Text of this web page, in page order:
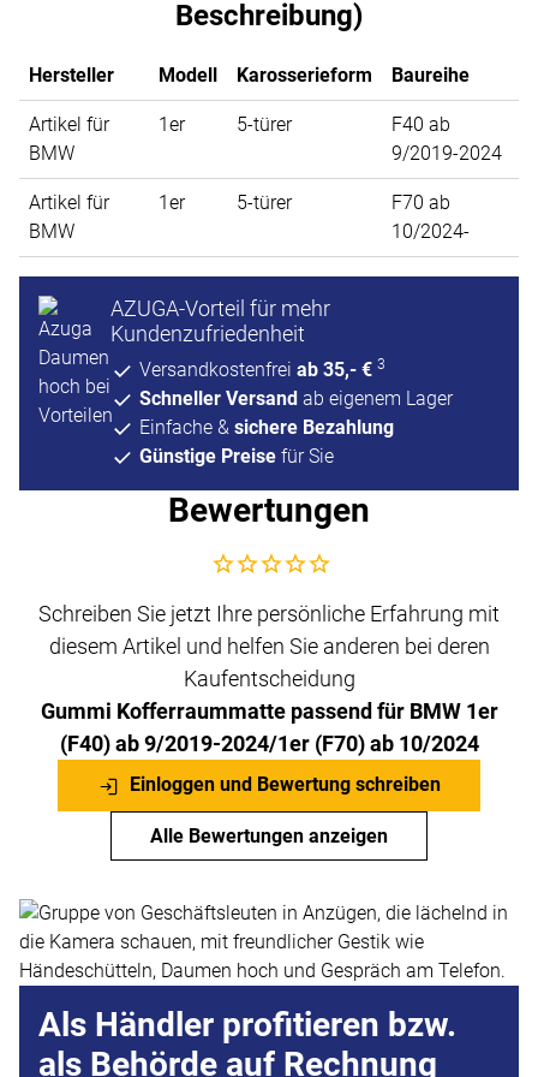
Beschreibung)
Hersteller Modell Karosserieform Baureihe
Artikel für
BMW
1er 5-türer
F40 ab
9/2019-2024
Artikel für
BMW
1er 5-türer
F70 ab
10/2024-
AZUGA-Vorteil für mehr
Kundenzufriedenheit
Versandkostenfrei ab 35,- € 3
Schneller Versand ab eigenem Lager
Einfache & sichere Bezahlung
Günstige Preise für Sie
Bewertungen
Noch keine Bewertungen abgegeben
Schreiben Sie jetzt Ihre persönliche Erfahrung mit
diesem Artikel und helfen Sie anderen bei deren
Kaufentscheidung
Gummi Kofferraummatte passend für BMW 1er
(F40) ab 9/2019-2024/1er (F70) ab 10/2024
Einloggen und Bewertung schreiben
Alle Bewertungen anzeigen
Als Händler profitieren bzw.
als Behörde auf Rechnung